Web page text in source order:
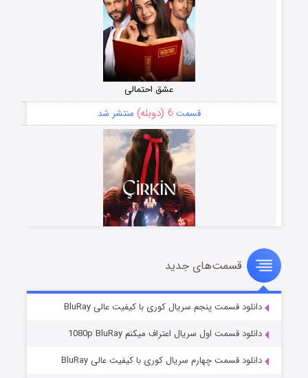
عشق احتمالی
قسمت 6 (دوبله) منتشر شد
سریال زشت
قسمت5 (زیرنویس) منتشر شد
قسمت‌های جدید
دانلود قسمت پنجم سریال کوری با کیفیت عالی BluRay
دانلود قسمت اول سریال اعتراف میکنم 1080p BluRay
دانلود قسمت چهارم سریال کوری با کیفیت عالی BluRay